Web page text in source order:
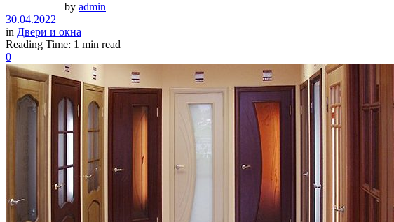
by admin
30.04.2022
in Двери и окна
Reading Time: 1 min read
0